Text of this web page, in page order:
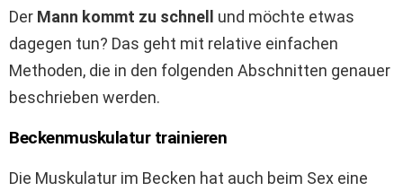
Der Mann kommt zu schnell und möchte etwas
dagegen tun? Das geht mit relative einfachen
Methoden, die in den folgenden Abschnitten genauer
beschrieben werden.
Beckenmuskulatur trainieren
Die Muskulatur im Becken hat auch beim Sex eine